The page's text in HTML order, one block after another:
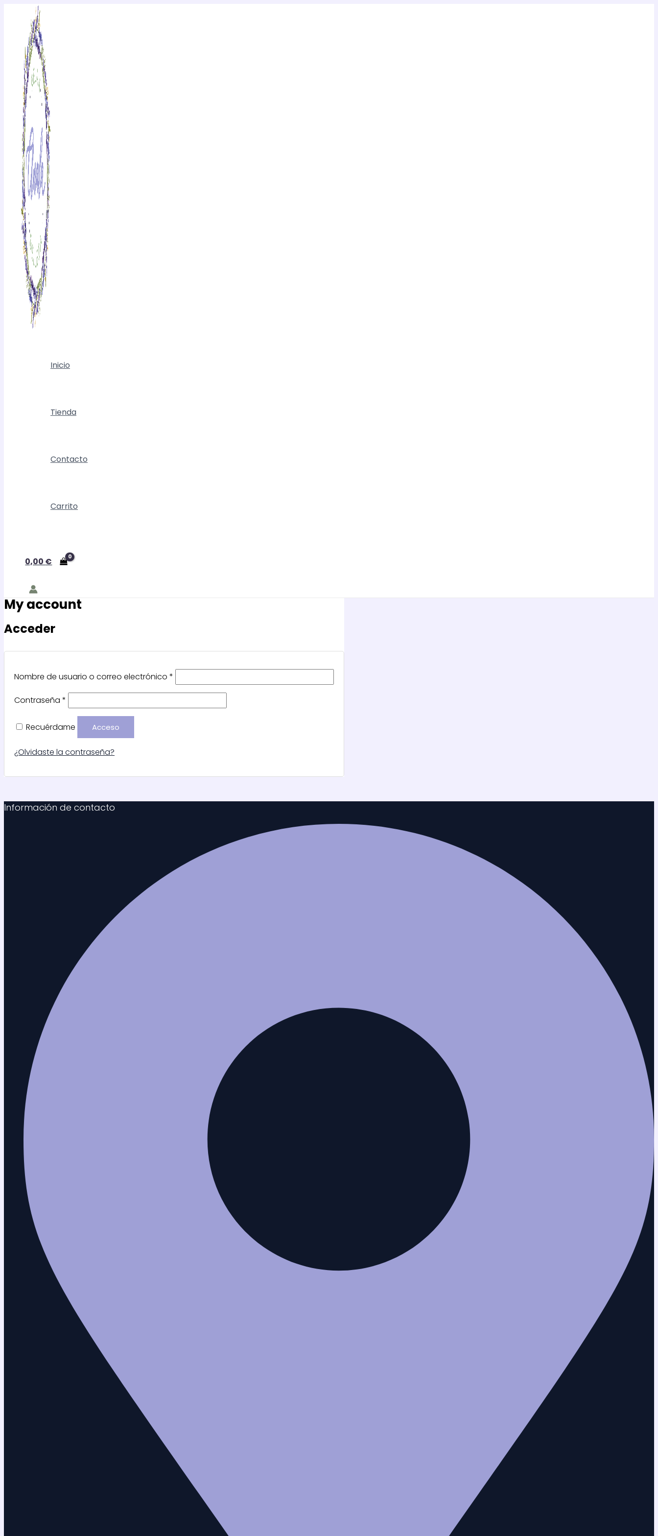
contenido
Inicio
Tienda
Contacto
Carrito
0,00 €
My account
Acceder
Nombre de usuario o correo electrónico *
Contraseña *
Recuérdame Acceso
¿Olvidaste la contraseña?
Información de contacto